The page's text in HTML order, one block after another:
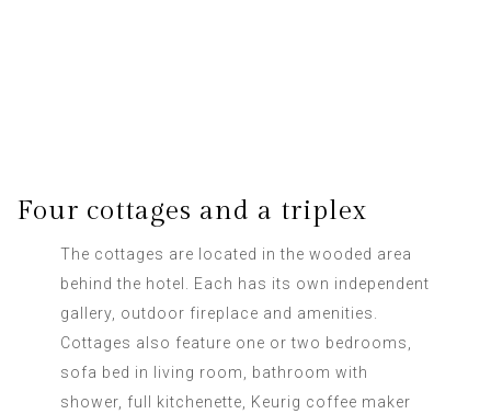
Four cottages and a triplex
The cottages are located in the wooded area
behind the hotel. Each has its own independent
gallery, outdoor fireplace and amenities.
Cottages also feature one or two bedrooms,
sofa bed in living room, bathroom with
shower, full kitchenette, Keurig coffee maker